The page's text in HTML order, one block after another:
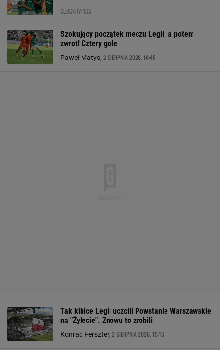
SUBSKRYPCJA
Szokujący początek meczu Legii, a potem
zwrot! Cztery gole
Paweł Matys, 2 SIERPNIA 2026, 16:45
Tak kibice Legii uczcili Powstanie Warszawskie
na "Żylecie". Znowu to zrobili
Konrad Ferszter, 2 SIERPNIA 2026, 15:15